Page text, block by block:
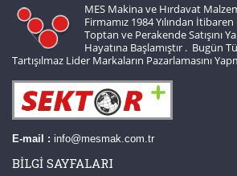
MES Makina ve Hırdavat
Firmamız 1984 Yılından
Toptan ve Perakende Satışını
Hayatına Başlamıştır . Bugün
Tartışılmaz Lider Markaların Pazarlamasını
E-mail : info@mesmak.com.tr
BILGI SAYFALARI